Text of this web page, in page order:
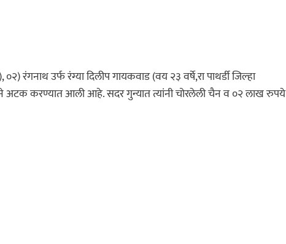
रंगनाथ उर्फ रंग्या दिलीप गायकवाड (वय २३ वर्षे,रा पाथर्डी जिल्हा
अटक करण्यात आली आहे. सदर गुन्यात त्यांनी चोरलेली चैन व ०२ लाख रुपये